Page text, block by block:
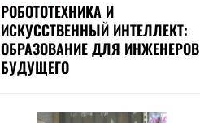
РОБОТОТЕХНИКА И
ИСКУССТВЕННЫЙ ИНТЕЛЛЕКТ:
ОБРАЗОВАНИЕ ДЛЯ ИНЖЕНЕРОВ
БУДУЩЕГО